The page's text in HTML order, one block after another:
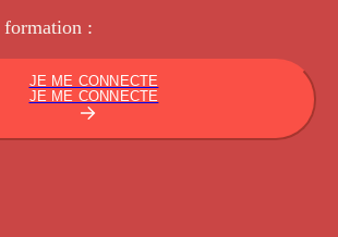
formation :
JE ME CONNECTE
JE ME CONNECTE